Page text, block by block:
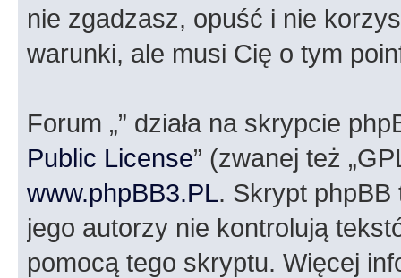
nie zgadzasz, opuść i nie
warunki, ale musi Cię o tym
Forum „” działa na skrypcie
Public License” (zwanej też
www.phpBB3.PL. Skrypt phpBB
jego autorzy nie kontrolują
pomocą tego skryptu. Więcej